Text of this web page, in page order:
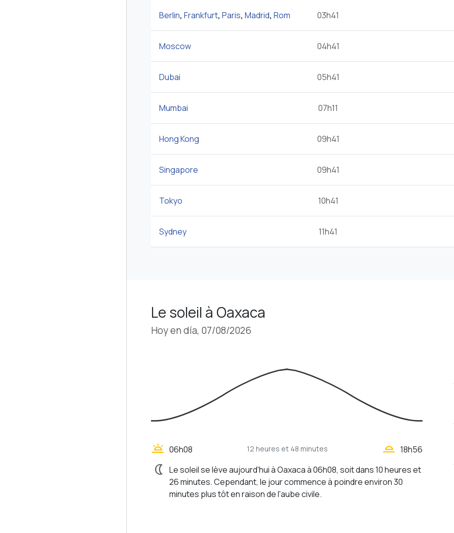
Berlin, Frankfurt, Paris, Madrid, Rom 03h41
Moscow 04h41
Dubai 05h41
Mumbai 07h11
Hong Kong 09h41
Singapore 09h41
Tokyo 10h41
Sydney 11h41
Le soleil à Oaxaca
Hoy en día, 07/08/2026
wb_twilight 06h08 12 heures et 48 minutes wb_twilight_2 18h56
nightlight Le soleil se lève aujourd'hui à Oaxaca à 06h08, soit dans 10 heures et
26 minutes. Cependant, le jour commence à poindre environ 30
minutes plus tôt en raison de l'aube civile.